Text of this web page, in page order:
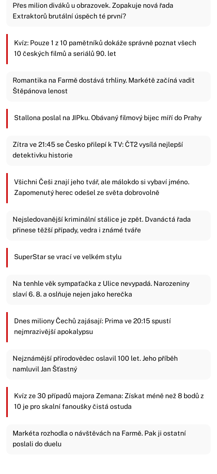
Přes milion diváků u obrazovek. Zopakuje nová řada
Extraktorů brutální úspěch té první?
Kvíz: Pouze 1 z 10 pamětníků dokáže správně poznat všech
10 českých filmů a seriálů 90. let
Romantika na Farmě dostává trhliny. Markétě začíná vadit
Štěpánova lenost
Stallona poslal na JIPku. Obávaný filmový bijec míří do Prahy
Zítra ve 21:45 se Česko přilepí k TV: ČT2 vysílá nejlepší
detektivku historie
Všichni Češi znají jeho tvář, ale málokdo si vybaví jméno.
Zapomenutý herec odešel ze světa dobrovolně
Nejsledovanější kriminální stálice je zpět. Dvanáctá řada
přinese těžší případy, vedra i známé tváře
SuperStar se vrací ve velkém stylu
Na tenhle věk sympaťačka z Ulice nevypadá. Narozeniny
slaví 6. 8. a oslňuje nejen jako herečka
Dnes miliony Čechů zajásají: Prima ve 20:15 spustí
nejmrazivější apokalypsu
Nejznámější přírodovědec oslavil 100 let. Jeho příběh
namluvil Jan Šťastný
Kvíz ze 30 případů majora Zemana: Získat méně než 8 bodů z
10 je pro skalní fanoušky čistá ostuda
Markéta rozhodla o návštěvách na Farmě. Pak ji ostatní
poslali do duelu